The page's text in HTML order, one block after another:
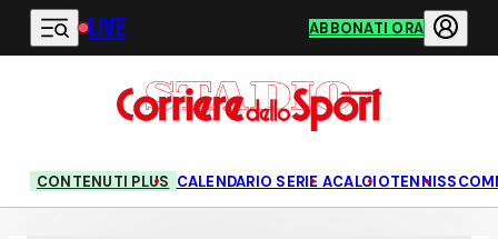
Vai al contenuto principale
LIVE ABBONATI ORA
CONTENUTI PLUS CALENDARIO SERIE ACALCIOTENNIS